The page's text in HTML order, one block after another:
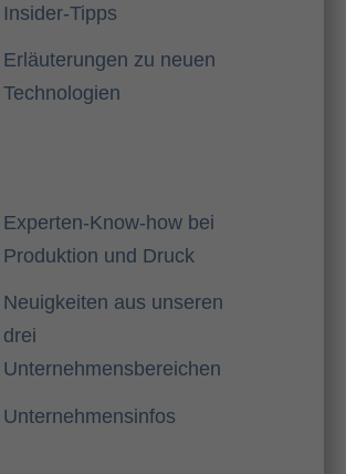
Insider-Tipps
Erläuterungen zu neuen
Technologien
Experten-Know-how bei
Produktion und Druck
Neuigkeiten aus unseren
drei
Unternehmensbereichen
Unternehmensinfos